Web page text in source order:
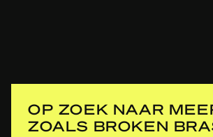
OP ZOEK NAAR
ZOALS BROKEN